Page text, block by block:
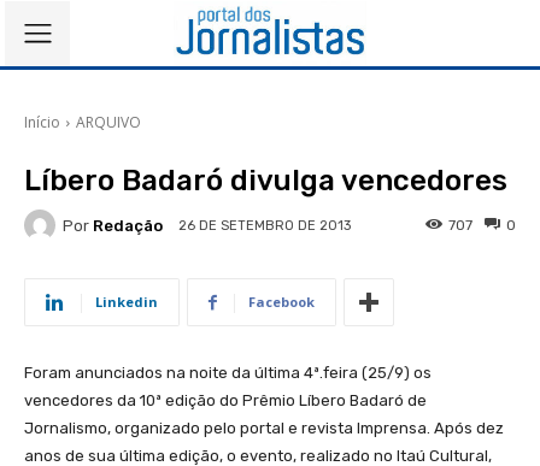
Início ARQUIVO
Líbero Badaró divulga vencedores
Por Redação 26 DE SETEMBRO DE 2013 0
707
Linkedin Facebook
Foram anunciados na noite da última 4ª.feira (25/9) os
vencedores da 10ª edição do Prêmio Líbero Badaró de
Jornalismo, organizado pelo portal e revista Imprensa. Após dez
anos de sua última edição, o evento, realizado no Itaú Cultural,